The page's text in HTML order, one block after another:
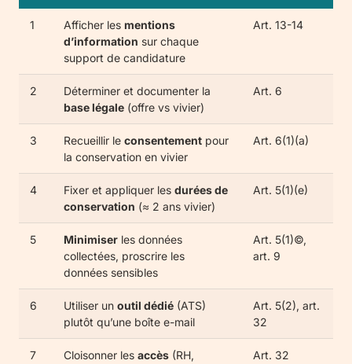
1 Afficher les mentions
d’information sur chaque
support de candidature
Art. 13-14
2
Déterminer et documenter la
base légale (offre vs vivier)
Art. 6
3 Recueillir le consentement pour
la conservation en vivier
Art. 6(1)(a)
4 Fixer et appliquer les durées de
conservation (≈ 2 ans vivier)
Art. 5(1)(e)
5 Minimiser les données
collectées, proscrire les
données sensibles
Art. 5(1)©,
art. 9
6 Utiliser un outil dédié (ATS)
plutôt qu’une boîte e-mail
Art. 5(2), art.
32
7 Cloisonner les accès (RH,
Art. 32